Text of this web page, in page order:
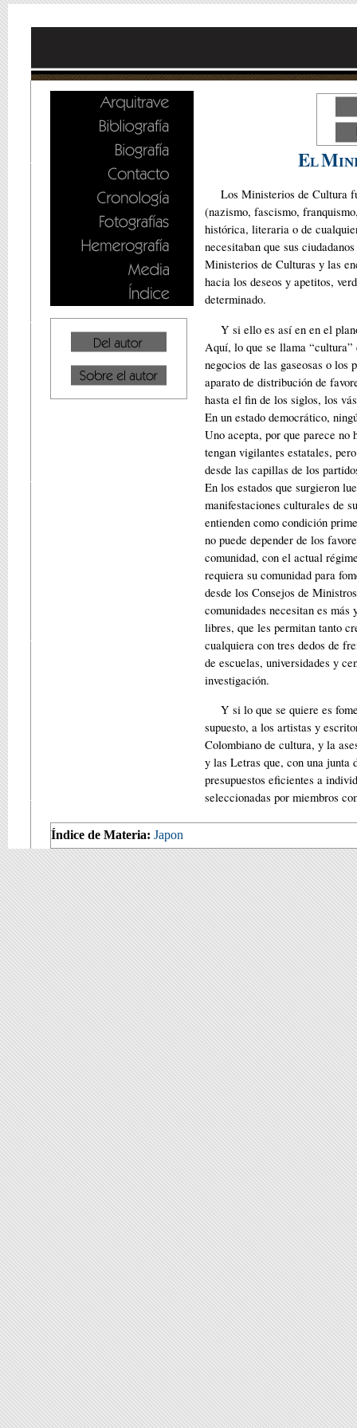
ELM
Los Ministerios de Cultura
(nazismo, fascismo,
histórica, literaria o de
necesitaban que sus
Ministerios de Culturas y las
hacia los deseos y apetitos,
determinado.
Y si ello es así en en el
Aquí, lo que se llama “cultura”
negocios de las gaseosas o los
aparato de dis­tribución de
hasta el fin de los siglos, los
En un estado democrático,
Uno acepta, por que parece
tengan vigilantes estatales,
desde las capillas de los
En los estados que surgieron
manifestaciones culturales de
entienden como condición
no puede depender de los
comunidad, con el actual
requiera su comunidad para
desde los Consejos de
comunidades necesitan es
libres, que les permitan tanto
cualquiera con tres dedos de
de escuelas, universidades y
investigación.
Y si lo que se quiere es
supuesto, a los artistas y
Colombiano de cultura, y la
y las Letras que, con una junta
presupuestos efi­cien­tes a
seleccionadas por miem­bros
Índice de Materia: Japon